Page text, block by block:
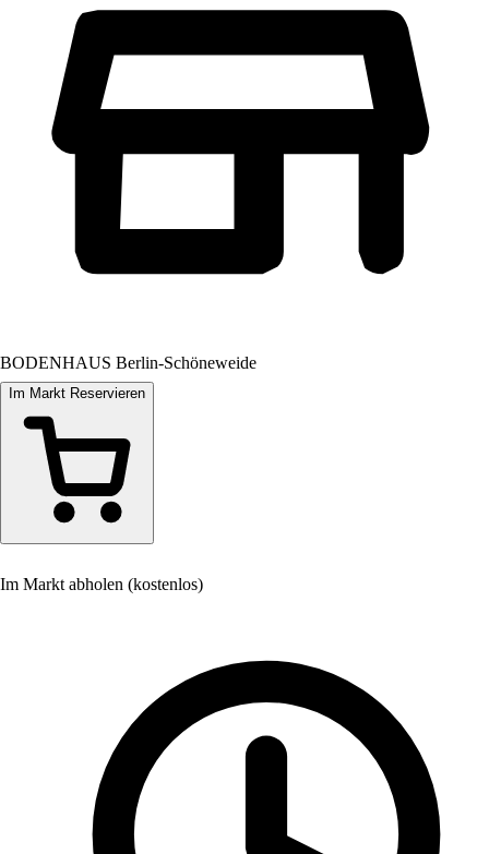
BODENHAUS Berlin-Schöneweide
Im Markt Reservieren
Im Markt abholen (kostenlos)